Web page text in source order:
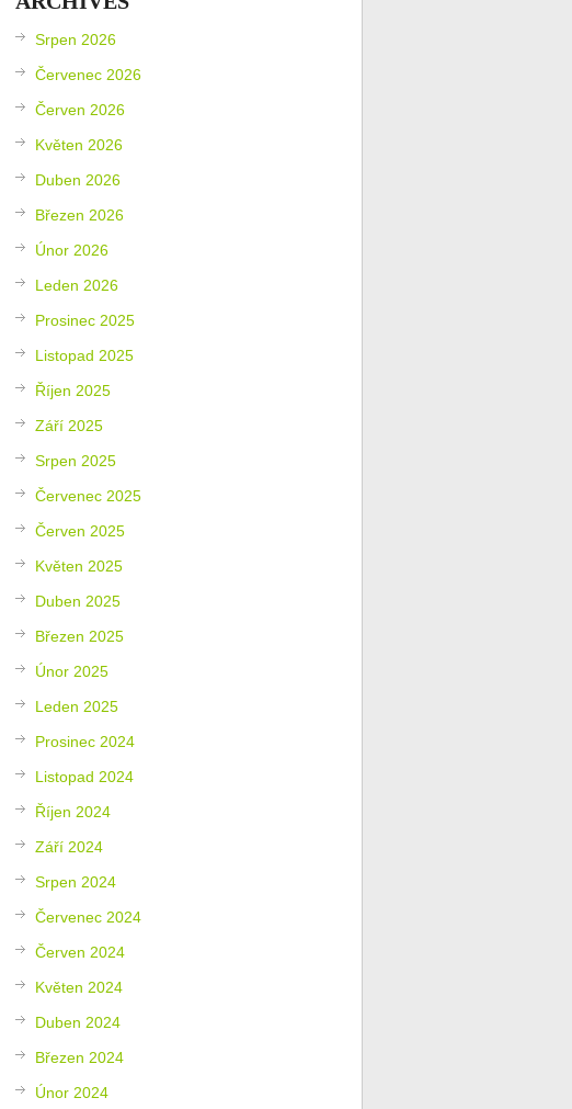
Srpen 2026
Červenec 2026
Červen 2026
Květen 2026
Duben 2026
Březen 2026
Únor 2026
Leden 2026
Prosinec 2025
Listopad 2025
Říjen 2025
Září 2025
Srpen 2025
Červenec 2025
Červen 2025
Květen 2025
Duben 2025
Březen 2025
Únor 2025
Leden 2025
Prosinec 2024
Listopad 2024
Říjen 2024
Září 2024
Srpen 2024
Červenec 2024
Červen 2024
Květen 2024
Duben 2024
Březen 2024
Únor 2024